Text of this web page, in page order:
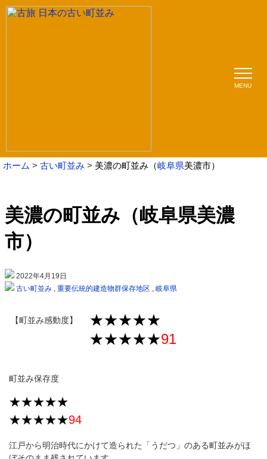
MENU
ホーム 古い町並み 美濃の町並み（岐阜県美濃市）
美濃の町並み（岐阜県美濃
市）
2022年4月19日
古い町並み , 重要伝統的建造物群保存地区 , 岐阜県
【町並み感動度】
★★★★★
★★★★★91
町並み保存度
★★★★★
★★★★★94
江戸から明治時代にかけて造られた「うだつ」のある町並みがほ